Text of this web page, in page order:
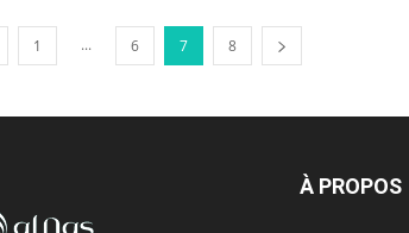
1 ... 6 7 8
À PROPOS